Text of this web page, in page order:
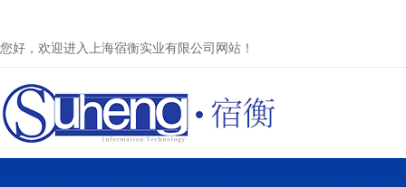
您好，欢迎进入上海宿衡实业有限公司网站！